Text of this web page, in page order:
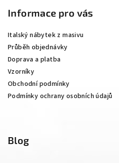
Informace pro vás
Italský nábytek z masivu
Průběh objednávky
Doprava a platba
Vzorníky
Obchodní podmínky
Podmínky ochrany osobních údajů
Blog